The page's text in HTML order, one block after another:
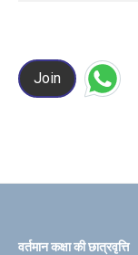
Join
वर्तमान कक्षा की छात्रवृत्ति